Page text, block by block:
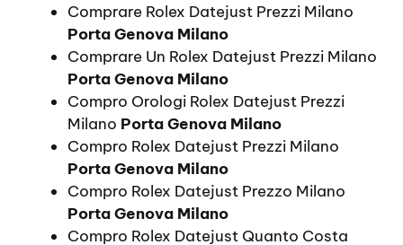
Comprare Rolex Datejust Prezzi Milano
Porta Genova Milano
Comprare Un Rolex Datejust Prezzi Milano
Porta Genova Milano
Compro Orologi Rolex Datejust Prezzi
Milano Porta Genova Milano
Compro Rolex Datejust Prezzi Milano
Porta Genova Milano
Compro Rolex Datejust Prezzo Milano
Porta Genova Milano
Compro Rolex Datejust Quanto Costa